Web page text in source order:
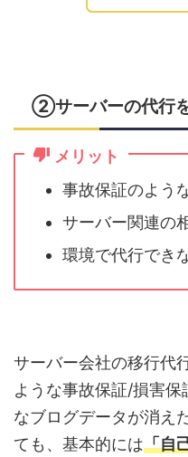
②サーバーの代行
メリット
事故保証のよう
サーバー関連の
環境で代行でき
サーバー会社の移行代
ような事故保証/損害
なブログデータが消え
ても、基本的には「自